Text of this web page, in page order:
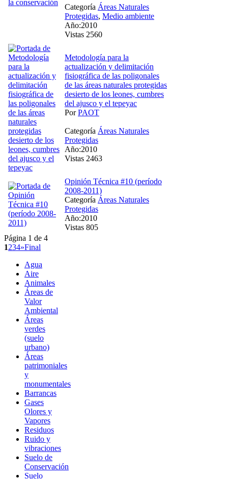
Categoría Áreas Naturales
Protegidas, Medio ambiente
Año:2010
Vistas 2560
Metodología para la
actualización y delimitación
fisiográfica de las poligonales
de las áreas naturales protegidas
desierto de los leones, cumbres
del ajusco y el tepeyac
PorPAOT
Categoría Áreas Naturales
Protegidas
Año:2010
Vistas 2463
Opinión Técnica #10 (período
2008-2011)
Categoría Áreas Naturales
Protegidas
Año:2010
Vistas 805
Página 1 de 4
1234»Final
Agua
Aire
Animales
Áreas de
Valor
Ambiental
Áreas
verdes
(suelo
urbano)
Áreas
patrimoniales
y
monumentales
Barrancas
Gases
Olores y
Vapores
Residuos
Ruido y
vibraciones
Suelo de
Conservación
Suelo